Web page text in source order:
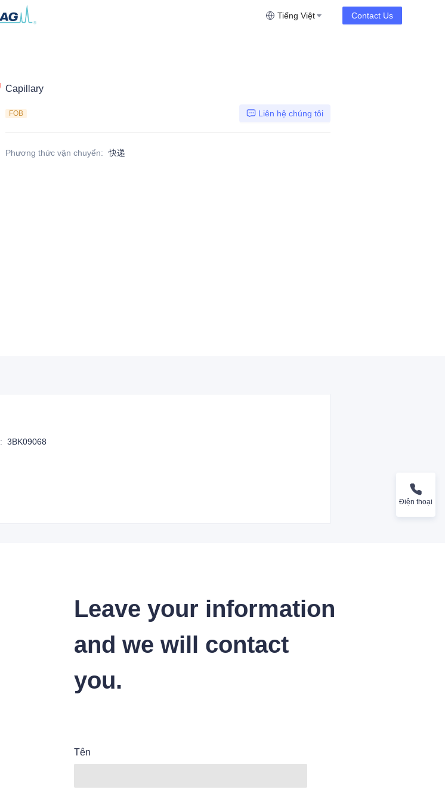
Tiếng Việt Contact Us
Capillary
FOB Liên hệ chúng tôi
Phương thức vận chuyển: 快递
: 3BK09068
Leave your information
and we will contact
you.
Tên
Điện thoại